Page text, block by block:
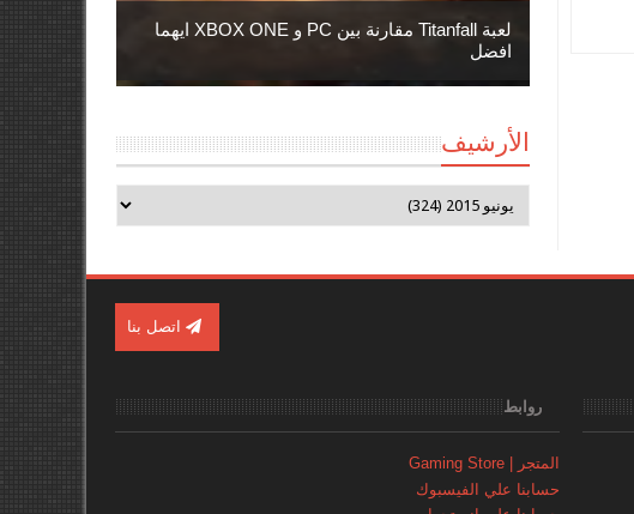
لعبة Titanfall مقارنة بين PC و XBOX ONE ايهما
افضل
الأرشيف
اتصل بنا
روابط
المتجر | Gaming Store
حسابنا علي الفيسبوك